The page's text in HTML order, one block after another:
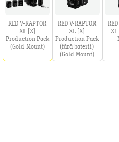
RED V-RAPTOR
XL [X]
Production Pack
(Gold Mount)
RED V-RAPTOR
XL [X]
Production Pack
(fără baterii)
(Gold Mount)